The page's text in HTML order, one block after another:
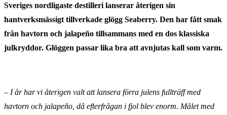
Sveriges nordligaste destilleri lanserar återigen sin
hantverksmässigt tillverkade glögg Seaberry. Den har fått smak
från havtorn och jalapeño tillsammans med en dos klassiska
julkryddor. Glöggen passar lika bra att avnjutas kall som varm.
– I år har vi återigen valt att lansera förra julens fullträff med
havtorn och jalapeño, då efterfrågan i fjol blev enorm. Målet med